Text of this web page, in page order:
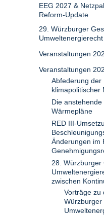
EEG 2027 &
Reform-Update
29. Würzburger
Umweltenergierecht
Veranstaltungen
Veranstaltungen
Abfederung der
klimapolitischer
Die
Wärmepläne
RED III-
Änderungen im
28. Würzburger
zwischen
Vorträge zu
Würzburger